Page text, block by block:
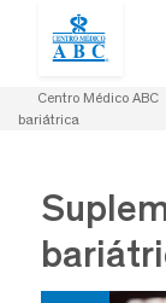
Centro Médico ABC
bariátrica